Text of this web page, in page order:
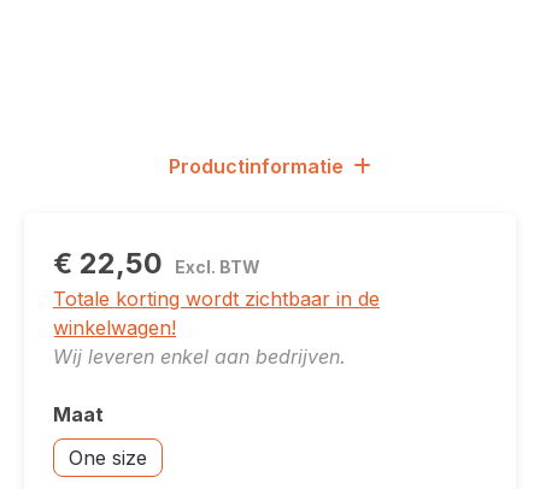
Productinformatie
€ 22,50 Excl. BTW
Totale korting wordt zichtbaar in de
winkelwagen!
Wij leveren enkel aan bedrijven.
Selecteer
Maat
One size
Accessoires: One size